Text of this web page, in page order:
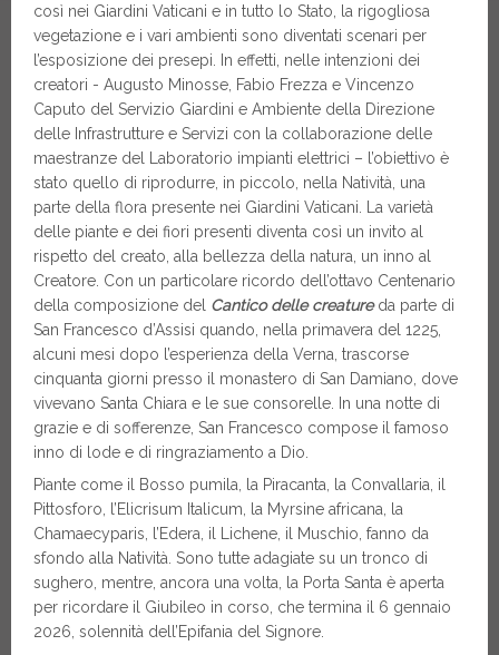
così nei Giardini Vaticani e in tutto lo Stato, la rigogliosa
vegetazione e i vari ambienti sono diventati scenari per
l’esposizione dei presepi. In effetti, nelle intenzioni dei
creatori - Augusto Minosse, Fabio Frezza e Vincenzo
Caputo del Servizio Giardini e Ambiente della Direzione
delle Infrastrutture e Servizi con la collaborazione delle
maestranze del Laboratorio impianti elettrici – l’obiettivo è
stato quello di riprodurre, in piccolo, nella Natività, una
parte della flora presente nei Giardini Vaticani. La varietà
delle piante e dei fiori presenti diventa così un invito al
rispetto del creato, alla bellezza della natura, un inno al
Creatore. Con un particolare ricordo dell’ottavo Centenario
della composizione del Cantico delle creature da parte di
San Francesco d’Assisi quando, nella primavera del 1225,
alcuni mesi dopo l’esperienza della Verna, trascorse
cinquanta giorni presso il monastero di San Damiano, dove
vivevano Santa Chiara e le sue consorelle. In una notte di
grazie e di sofferenze, San Francesco compose il famoso
inno di lode e di ringraziamento a Dio.
Piante come il Bosso pumila, la Piracanta, la Convallaria, il
Pittosforo, l’Elicrisum Italicum, la Myrsine africana, la
Chamaecyparis, l’Edera, il Lichene, il Muschio, fanno da
sfondo alla Natività. Sono tutte adagiate su un tronco di
sughero, mentre, ancora una volta, la Porta Santa è aperta
per ricordare il Giubileo in corso, che termina il 6 gennaio
2026, solennità dell’Epifania del Signore.